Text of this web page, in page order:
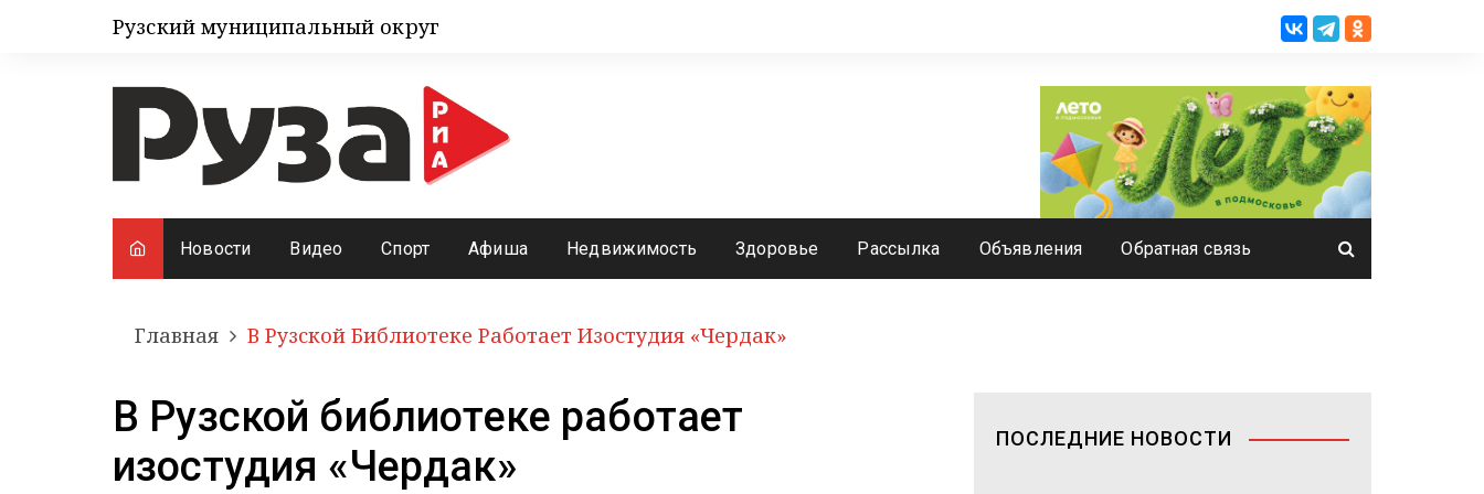
Рузский муниципальный округ
Новости Видео Спорт Афиша Недвижимость Здоровье Рассылка Объявления Обратная связь
Главная В Рузской Библиотеке Работает Изостудия «Чердак»
В Рузской библиотеке работает
изостудия «Чердак»
ПОСЛЕДНИЕ НОВОСТИ